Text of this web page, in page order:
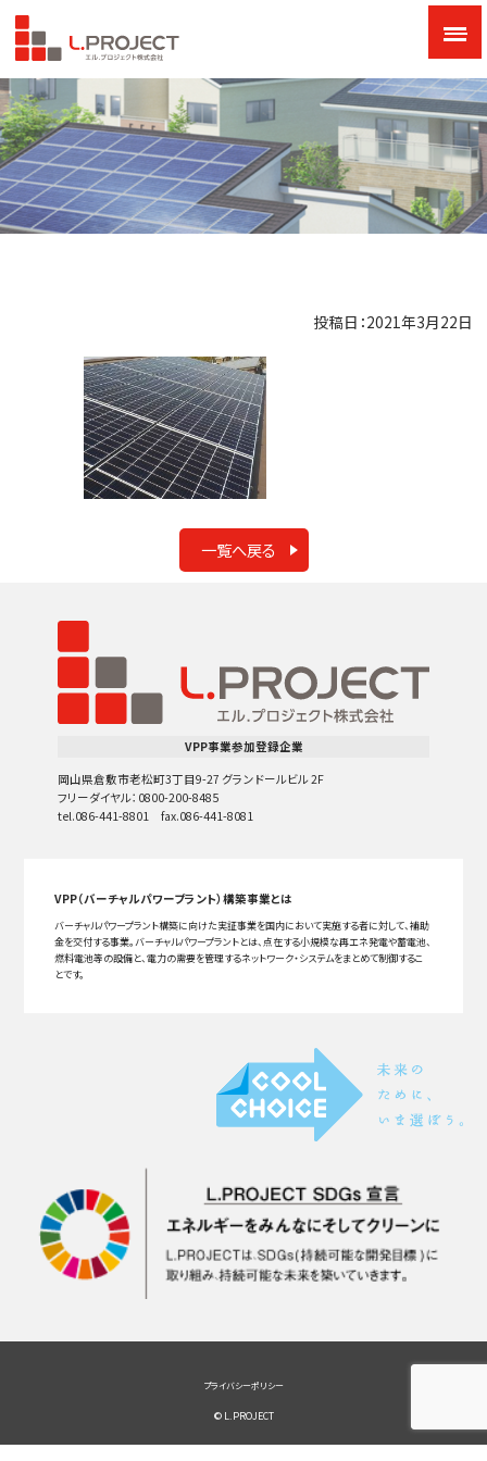
投稿日：2021年3月22日
一覧へ戻る
VPP事業参加登録企業
岡山県倉敷市老松町3丁目9-27 グランドールビル 2F
フリーダイヤル：0800-200-8485
tel.086-441-8801 fax.086-441-8081
VPP（バーチャルパワープラント）構築事業とは
バーチャルパワープラント構築に向けた実証事業を国内において実施する者に対して、補助
金を交付する事業。バーチャルパワープラントとは、点在する小規模な再エネ発電や蓄電池、
燃料電池等の設備と、電力の需要を管理するネットワーク・システムをまとめて制御するこ
とです。
プライバシーポリシー
© L.PROJECT